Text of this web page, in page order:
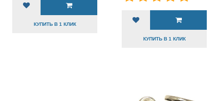
КУПИТЬ В 1 КЛИК
КУПИТЬ В 1 КЛИК